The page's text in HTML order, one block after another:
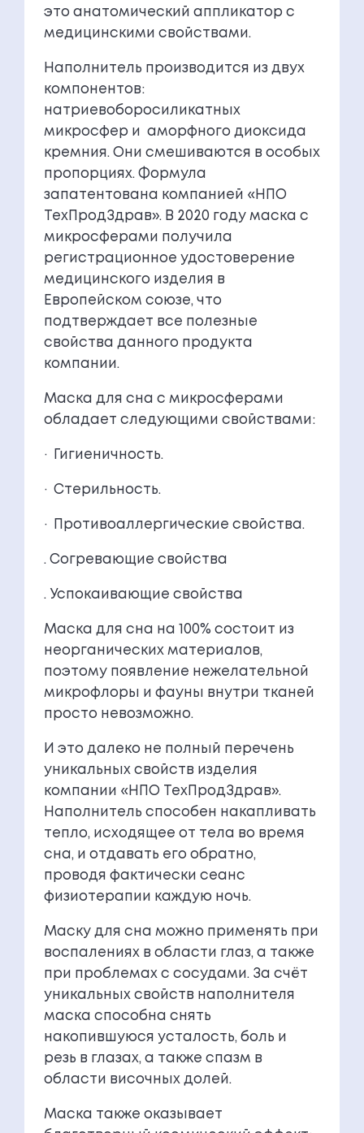
это анатомический аппликатор с
медицинскими свойствами.
Наполнитель производится из двух
компонентов:
натриевоборосиликатных
микросфер и аморфного диоксида
кремния. Они смешиваются в особых
пропорциях. Формула
запатентована компанией «НПО
ТехПродЗдрав». В 2020 году маска с
микросферами получила
регистрационное удостоверение
медицинского изделия в
Европейском союзе, что
подтверждает все полезные
свойства данного продукта
компании.
Маска для сна с микросферами
обладает следующими свойствами:
· Гигиеничность.
· Стерильность.
· Противоаллергические свойства.
. Согревающие свойства
. Успокаивающие свойства
Маска для сна на 100% состоит из
неорганических материалов,
поэтому появление нежелательной
микрофлоры и фауны внутри тканей
просто невозможно.
И это далеко не полный перечень
уникальных свойств изделия
компании «НПО ТехПродЗдрав».
Наполнитель способен накапливать
тепло, исходящее от тела во время
сна, и отдавать его обратно,
проводя фактически сеанс
физиотерапии каждую ночь.
Маску для сна можно применять при
воспалениях в области глаз, а также
при проблемах с сосудами. За счёт
уникальных свойств наполнителя
маска способна снять
накопившуюся усталость, боль и
резь в глазах, а также спазм в
области височных долей.
Маска также оказывает